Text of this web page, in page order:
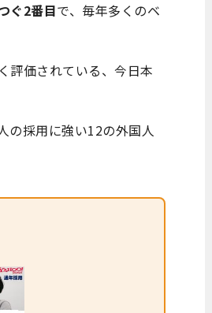
ぐ2番目で、毎年多くのベ
評価されている、今日本
の採用に強い12の外国人